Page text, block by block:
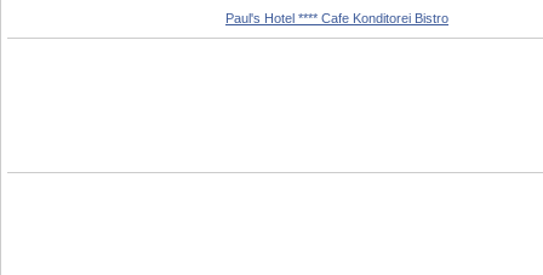
Paul's Hotel **** Cafe Konditorei Bistro